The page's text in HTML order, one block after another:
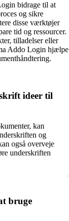
bidrage til at
og sikre
disse værktøjer
tid og ressourcer.
tilladelser eller
Addo Login hjælpe
ideer til
kan
og
også overveje
underskriften
bruge